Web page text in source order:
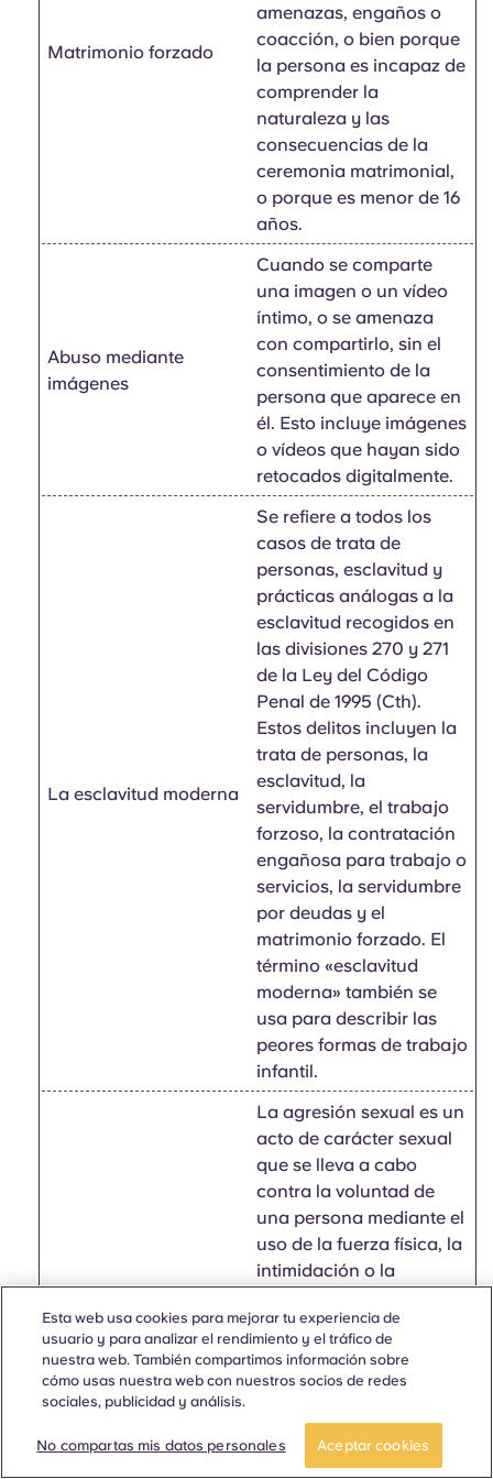
Matrimonio forzado
amenazas, engaños o
coacción, o bien porque
la persona es incapaz de
comprender la
naturaleza y las
consecuencias de la
ceremonia matrimonial,
o porque es menor de 16
años.
Abuso mediante
imágenes
Cuando se comparte
una imagen o un vídeo
íntimo, o se amenaza
con compartirlo, sin el
consentimiento de la
persona que aparece en
él. Esto incluye imágenes
o vídeos que hayan sido
retocados digitalmente.
La esclavitud moderna
Se refiere a todos los
casos de trata de
personas, esclavitud y
prácticas análogas a la
esclavitud recogidos en
las divisiones 270 y 271
de la Ley del Código
Penal de 1995 (Cth).
Estos delitos incluyen la
trata de personas, la
esclavitud, la
servidumbre, el trabajo
forzoso, la contratación
engañosa para trabajo o
servicios, la servidumbre
por deudas y el
matrimonio forzado. El
término «esclavitud
moderna» también se
usa para describir las
peores formas de trabajo
infantil.
La agresión sexual es un
acto de carácter sexual
que se lleva a cabo
contra la voluntad de
una persona mediante el
uso de la fuerza física, la
intimidación o la
cualquier intento de
hacerlo. Esto incluye la
violación, la tentativa de
sexual con agravantes
(agresión con arma), el
Esta web usa cookies para mejorar tu experiencia de
usuario y para analizar el rendimiento y el tráfico de
nuestra web. También compartimos información sobre
cómo usas nuestra web con nuestros socios de redes
sociales, publicidad y análisis.
No compartas mis datos personales Aceptar cookies